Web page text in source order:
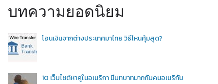
บทความยอดนิยม
โอนเงินจากต่างประเทศมาไทย วิธีไหนคุ้มสุด?
10 เว็บไซต์หาคู่ในอเมริกา มีบทบาทมากกับคนอเมริกัน